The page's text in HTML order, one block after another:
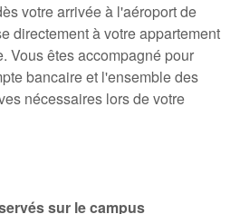
votre arrivée à l'aéroport de
directement à votre appartement
Vous êtes accompagné pour
bancaire et l'ensemble des
nécessaires lors de votre
sur le campus